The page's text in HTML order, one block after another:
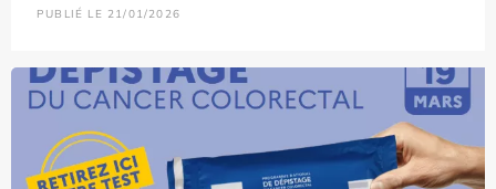
PUBLIÉ LE 21/01/2026